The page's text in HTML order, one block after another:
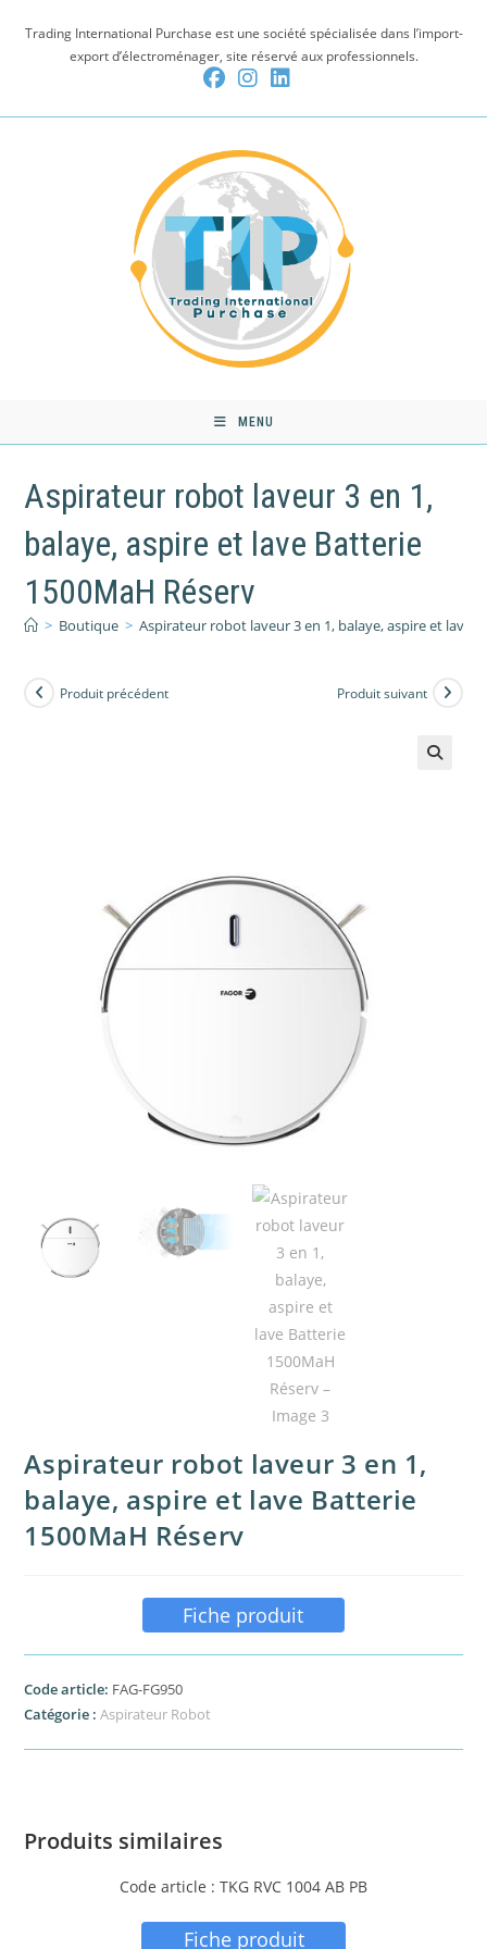
Trading International Purchase est une société spécialisée dans l’import-
export d’électroménager, site réservé aux professionnels.
MENU
Aspirateur robot laveur 3 en 1,
balaye, aspire et lave Batterie
1500MaH Réserv
> Boutique > Aspirateur robot laveur 3 en 1, balaye, aspire et lave
Produit précédent Produit suivant
Aspirateur robot laveur 3 en 1,
balaye, aspire et lave Batterie
1500MaH Réserv
Fiche produit
Code article: FAG-FG950
Catégorie :Aspirateur Robot
Produits similaires
Code article : TKG RVC 1004 AB PB
Fiche produit